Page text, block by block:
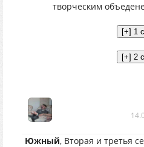
творческим
Южный, Вторая и третья